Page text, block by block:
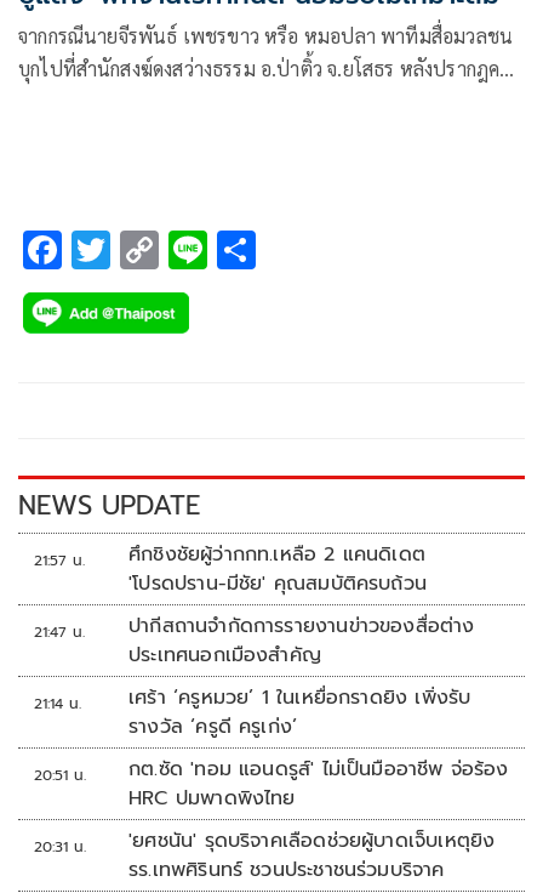
จากกรณีนายจีรพันธ์ เพชรขาว หรือ หมอปลา พาทีมสื่อมวลชน
บุกไปที่สำนักสงฆ์ดงสว่างธรรม อ.ป่าติ้ว จ.ยโสธร หลังปรากฎคลิป
F
ac
e
k
T
wi
tt
C
o
p
k
Li
NEWS UPDATE
21:57 น.
ศึกชิงชัยผู้ว่ากกท.เหลือ 2 แคนดิเดต
'โปรดปราน-มีชัย' คุณสมบัติครบถ้วน
21:47 น.
ปากีสถานจำกัดการรายงานข่าวของสื่อต่าง
ประเทศนอกเมืองสำคัญ
21:14 น.
เศร้า ‘ครูหมวย’ 1 ในเหยื่อกราดยิง เพิ่งรับ
รางวัล ‘ครูดี ครูเก่ง’
20:51 น.
กต.ซัด 'ทอม แอนดรูส์' ไม่เป็นมืออาชีพ จ่อร้อง
HRC ปมพาดพิงไทย
20:31 น.
'ยศชนัน' รุดบริจาคเลือดช่วยผู้บาดเจ็บเหตุยิง
รร.เทพศิรินทร์ ชวนประชาชนร่วมบริจาค